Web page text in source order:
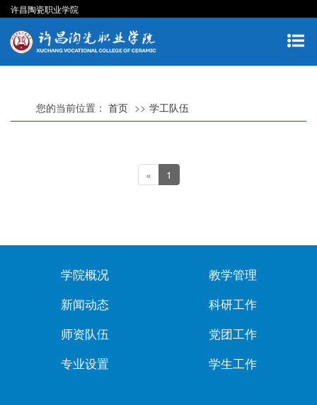
许昌陶瓷职业学院
您的当前位置： 首页 学工队伍
« 1
学院概况
新闻动态
师资队伍
专业设置
教学管理
科研工作
党团工作
学生工作